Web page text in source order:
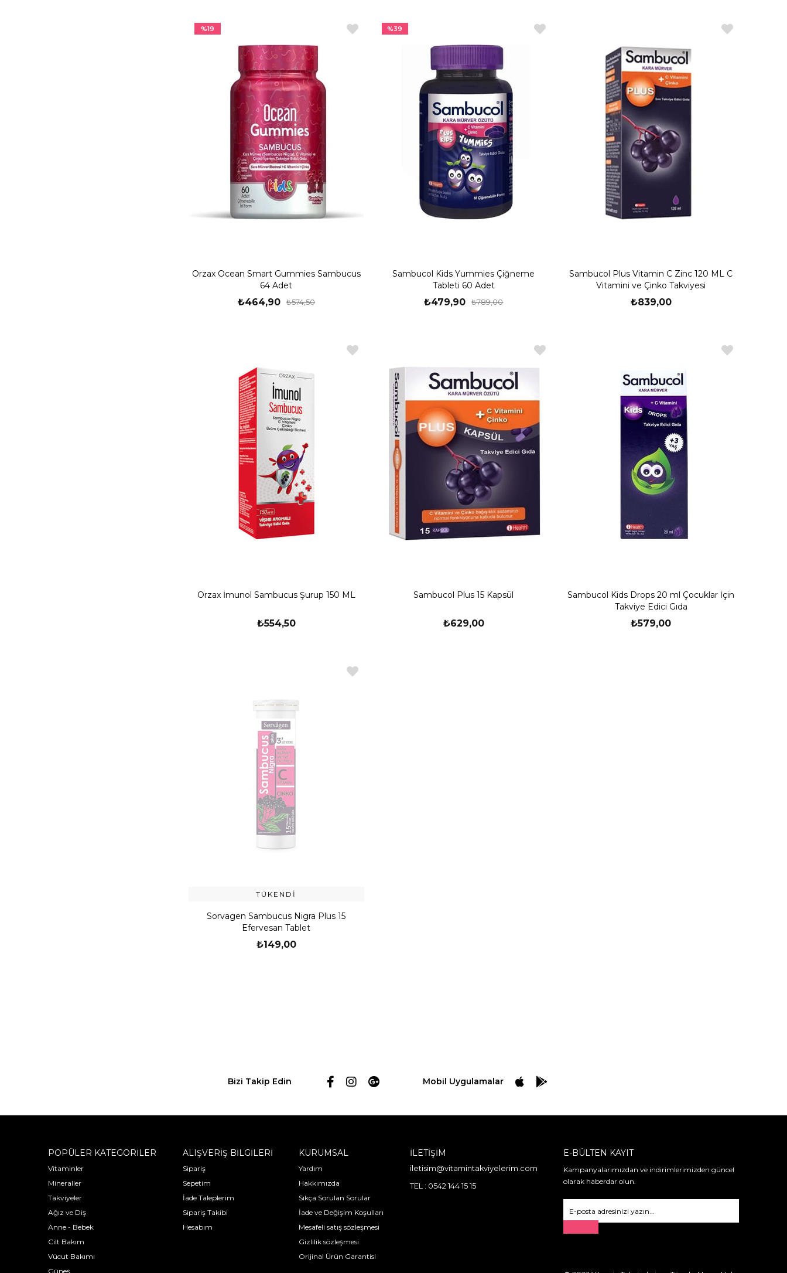
Orzax Ocean Smart Gummies Sambucus
64 Adet
₺464,90 ₺574,50
%19
Sambucol Kids Yummies Çiğneme
Tableti 60 Adet
₺479,90 ₺789,00
%39
Sambucol Plus Vitamin C Zinc 120 ML C
Vitamini ve Çinko Takviyesi
₺839,00
Orzax İmunol Sambucus Şurup 150 ML
₺554,50
Sambucol Plus 15 Kapsül
₺629,00
Sambucol Kids Drops 20 ml Çocuklar İçin
Takviye Edici Gıda
₺579,00
TÜKENDI
Sorvagen Sambucus Nigra Plus 15
Efervesan Tablet
₺149,00
Bizi Takip Edin Mobil Uygulamalar
POPÜLER KATEGORİLER
Vitaminler
Mineraller
Takviyeler
Ağız ve Diş
Anne - Bebek
Cilt Bakım
Vücut Bakımı
Güneş
ALIŞVERİŞ BİLGİLERİ
Sipariş
Sepetim
İade Taleplerim
Sipariş Takibi
Hesabım
KURUMSAL
Yardım
Hakkımızda
Sıkça Sorulan Sorular
İade ve Değişim Koşulları
Mesafeli satış sözleşmesi
Gizlilik sözleşmesi
Orijinal Ürün Garantisi
İLETİŞİM
iletisim@vitamintakviyelerim.com
TEL : 0542 144 15 15
E-BÜLTEN KAYIT
Kampanyalarımızdan ve indirimlerimizden güncel
olarak haberdar olun.